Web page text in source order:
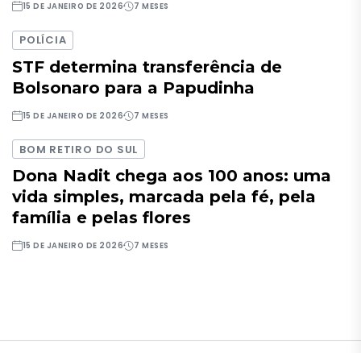
15 DE JANEIRO DE 2026 7 MESES
POLÍCIA
STF determina transferência de
Bolsonaro para a Papudinha
15 DE JANEIRO DE 2026 7 MESES
BOM RETIRO DO SUL
Dona Nadit chega aos 100 anos: uma
vida simples, marcada pela fé, pela
família e pelas flores
15 DE JANEIRO DE 2026 7 MESES